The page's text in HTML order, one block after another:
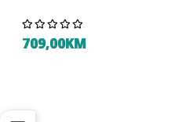
709,00KM